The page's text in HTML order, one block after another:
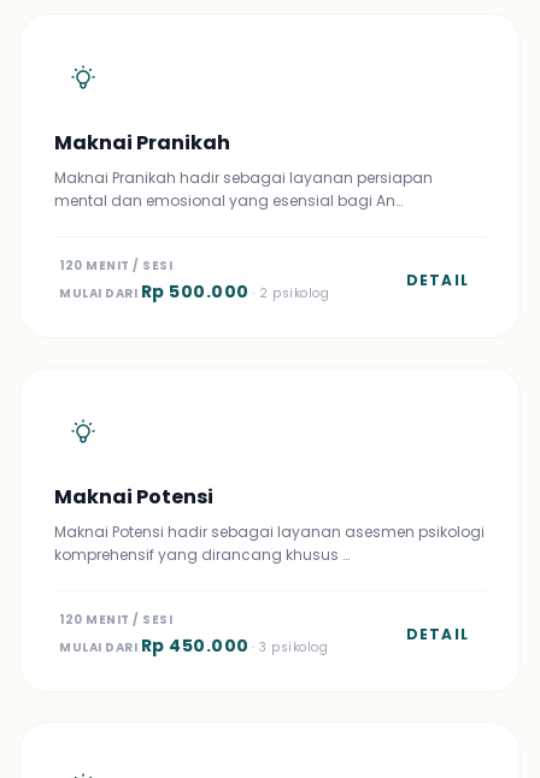
Maknai Pranikah
Maknai Pranikah hadir sebagai layanan persiapan
mental dan emosional yang esensial bagi An…
120 MENIT / SESI
MULAI DARI Rp 500.000 · 2 psikolog
DETAIL
Maknai Potensi
Maknai Potensi hadir sebagai layanan asesmen psikologi
komprehensif yang dirancang khusus …
120 MENIT / SESI
MULAI DARI Rp 450.000 · 3 psikolog
DETAIL